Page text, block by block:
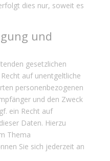
dies nur, soweit es
und
gesetzlichen
auf unentgeltliche
personenbezogenen
und den Zweck
ein Recht auf
Daten. Hierzu
Thema
Sie sich jederzeit an